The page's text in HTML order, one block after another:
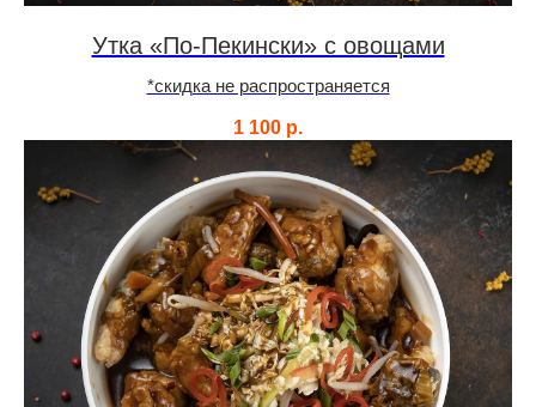
Утка «По-Пекински» с овощами
*скидка не распространяется
1 100 р.